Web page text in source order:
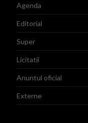
Agenda
Editorial
Super
Licitatii
Anuntul oficial
Externe